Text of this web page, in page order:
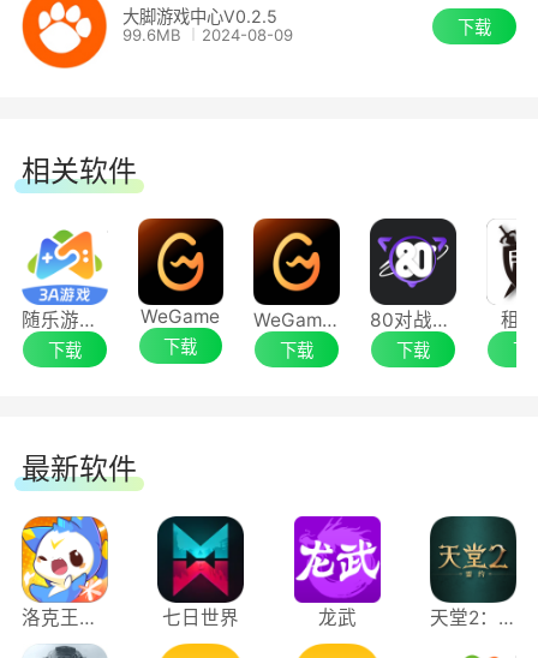
大脚游戏中心V0.2.5
99.6MB 2024-08-09 下载
相关软件
随乐游云游戏
下载
WeGame
下载
WeGame最新版
下载
80对战平台
下载
租
下
最新软件
洛克王国：世界 七日世界 龙武 天堂2：盟约